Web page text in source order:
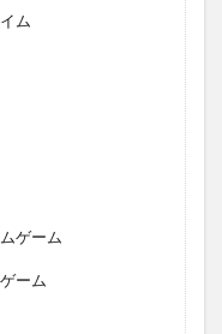
ム
ゲーム
ーム